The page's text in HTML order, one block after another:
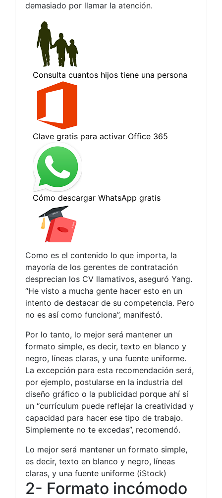
demasiado por llamar la atención.
Como es el contenido lo que importa, la
mayoría de los gerentes de contratación
desprecian los CV llamativos, aseguró Yang.
“He visto a mucha gente hacer esto en un
intento de destacar de su competencia. Pero
no es así como funciona”, manifestó.
Por lo tanto, lo mejor será mantener un
formato simple, es decir, texto en blanco y
negro, líneas claras, y una fuente uniforme.
La excepción para esta recomendación será,
por ejemplo, postularse en la industria del
diseño gráfico o la publicidad porque ahí sí
un “currículum puede reflejar la creatividad y
capacidad para hacer ese tipo de trabajo.
Simplemente no te excedas”, recomendó.
Lo mejor será mantener un formato simple,
es decir, texto en blanco y negro, líneas
claras, y una fuente uniforme (iStock)
2- Formato incómodo